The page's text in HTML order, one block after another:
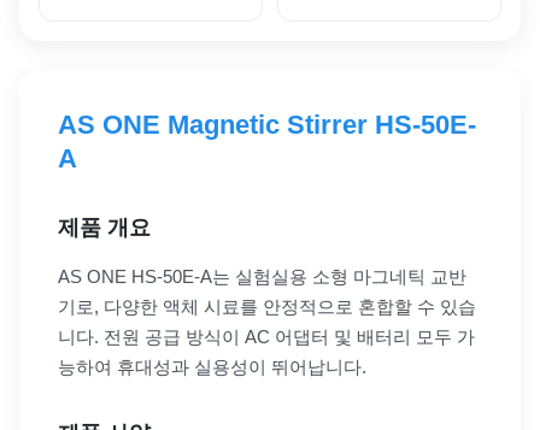
AS ONE Magnetic Stirrer HS-50E-
A
제품 개요
AS ONE HS-50E-A는 실험실용 소형 마그네틱 교반
기로, 다양한 액체 시료를 안정적으로 혼합할 수 있습
니다. 전원 공급 방식이 AC 어댑터 및 배터리 모두 가
능하여 휴대성과 실용성이 뛰어납니다.